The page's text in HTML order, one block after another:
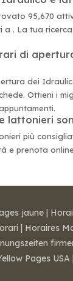
95,670
a . La tua
di
dei
Ottieni i
lattonieri
più
e prenota
jaune |
| Horaires
Pages USA |